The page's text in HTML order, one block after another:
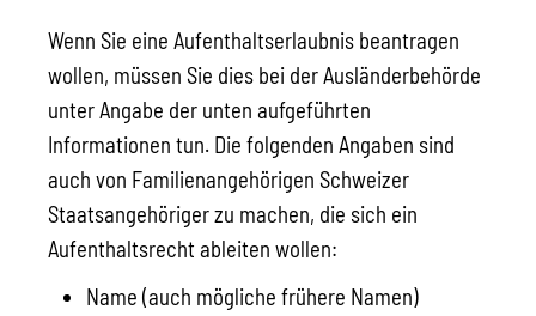
Wenn Sie eine Aufenthaltserlaubnis beantragen
wollen, müssen Sie dies bei der Ausländerbehörde
unter Angabe der unten aufgeführten
Informationen tun. Die folgenden Angaben sind
auch von Familienangehörigen Schweizer
Staatsangehöriger zu machen, die sich ein
Aufenthaltsrecht ableiten wollen:
Name (auch mögliche frühere Namen)